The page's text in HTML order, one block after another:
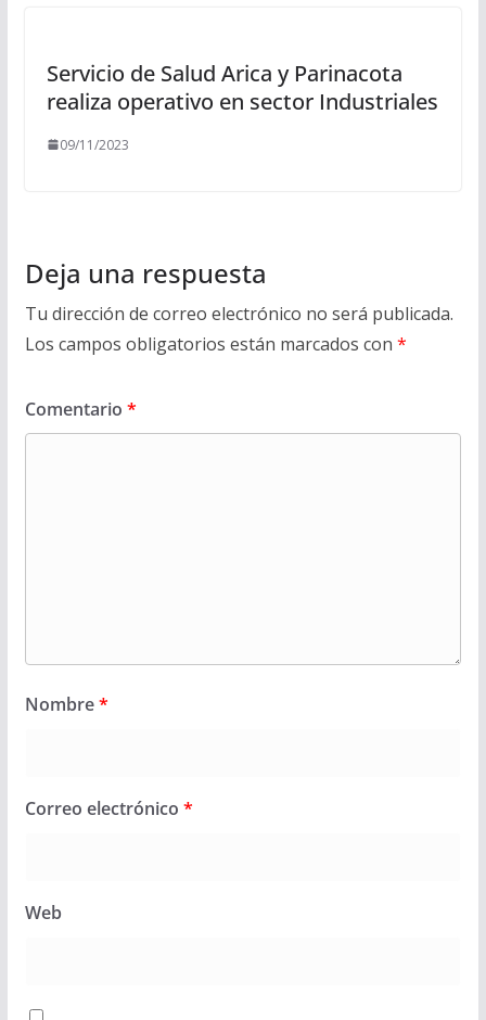
Servicio de Salud Arica y Parinacota
realiza operativo en sector Industriales
09/11/2023
Deja una respuesta
Tu dirección de correo electrónico no será publicada.
Los campos obligatorios están marcados con *
Comentario *
Nombre*
Correo electrónico *
Web